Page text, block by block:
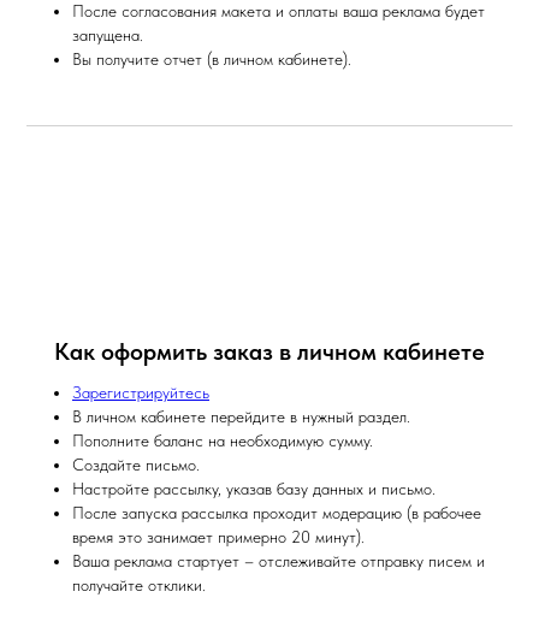
После согласования макета и оплаты ваша реклама будет
запущена.
Вы получите отчет (в личном кабинете).
Как оформить заказ в личном кабинете
Зарегистрируйтесь
В личном кабинете перейдите в нужный раздел.
Пополните баланс на необходимую сумму.
Создайте письмо.
Настройте рассылку, указав базу данных и письмо.
После запуска рассылка проходит модерацию (в рабочее
время это занимает примерно 20 минут).
Ваша реклама стартует – отслеживайте отправку писем и
получайте отклики.